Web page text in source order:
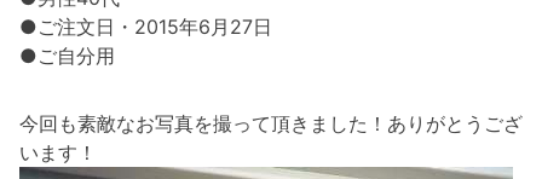
●ご注文日・2015年6月27日
●ご自分用
今回も素敵なお写真を撮って頂きました！ありがとうござ
います！